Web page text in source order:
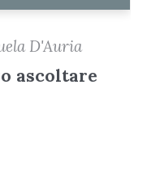
D'Auria
ascoltare